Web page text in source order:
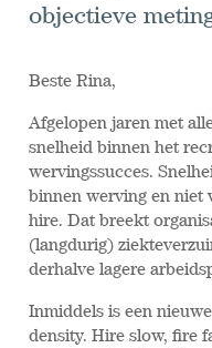
objectieve
Beste Rina,
Afgelopen jaren met
snelheid binnen het
wervingssucces.
binnen werving en niet
hire. Dat breekt
(langdurig)
derhalve lagere
Inmiddels is een
density. Hire slow, fire